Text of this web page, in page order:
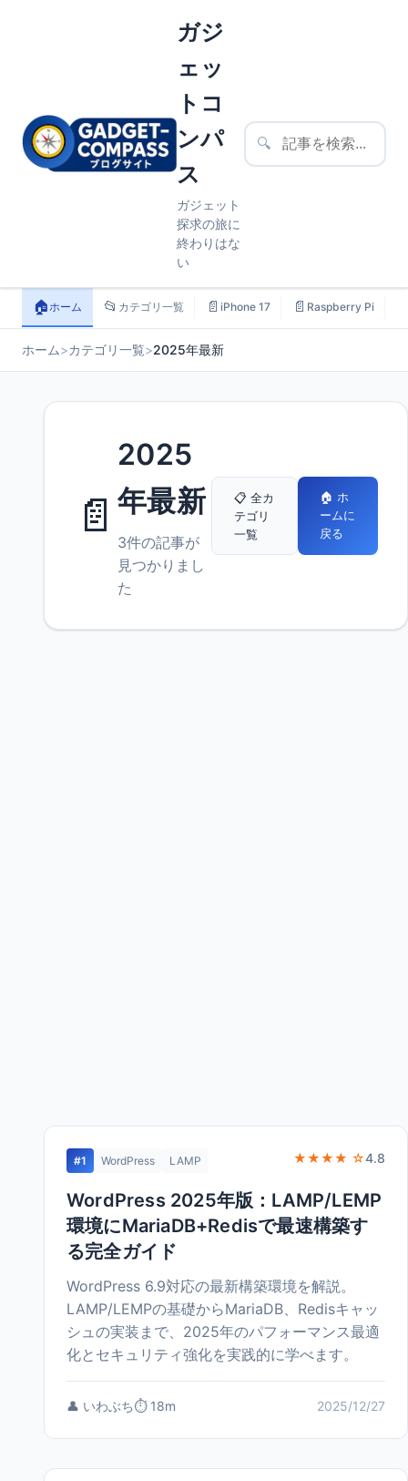
ガジ
ェッ
トコ
ンパ
ス
ガジェット
探求の旅に
終わりはな
い
🔍
🏠ホーム 📂 カテゴリ一覧 📄 iPhone 17 📄 Raspberry Pi
ホーム>カテゴリ一覧>2025年最新
📄
2025
年最新
3件の記事が
見つかりまし
た
📋 全カ
テゴリ
一覧
🏠 ホ
ームに
戻る
#1 WordPress LAMP ★★★★ ☆4.8
WordPress 2025年版：LAMP/LEMP
環境にMariaDB+Redisで最速構築す
る完全ガイド
WordPress 6.9対応の最新構築環境を解説。
LAMP/LEMPの基礎からMariaDB、Redisキャッ
シュの実装まで、2025年のパフォーマンス最適
化とセキュリティ強化を実践的に学べます。
👤 いわぶち⏱️ 18m 2025/12/27